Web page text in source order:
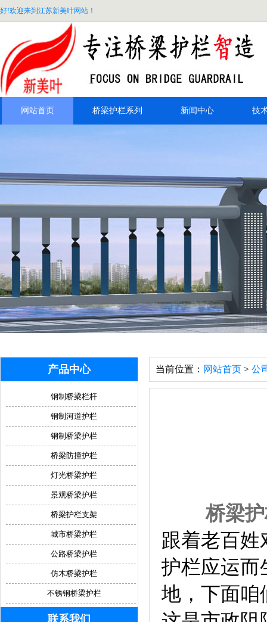
好!欢迎来到江苏新美叶网站！
网站首页 桥梁护栏系列 新闻中心 技
当前位置： 网站首页 > 公
桥梁
跟着老百
护栏应运而
地，下面咱
产品中心
钢制桥梁栏杆
钢制河道护栏
钢制桥梁护栏
桥梁防撞护栏
灯光桥梁护栏
景观桥梁护栏
桥梁护栏支架
城市桥梁护栏
公路桥梁护栏
仿木桥梁护栏
不锈钢桥梁护栏
联系我们